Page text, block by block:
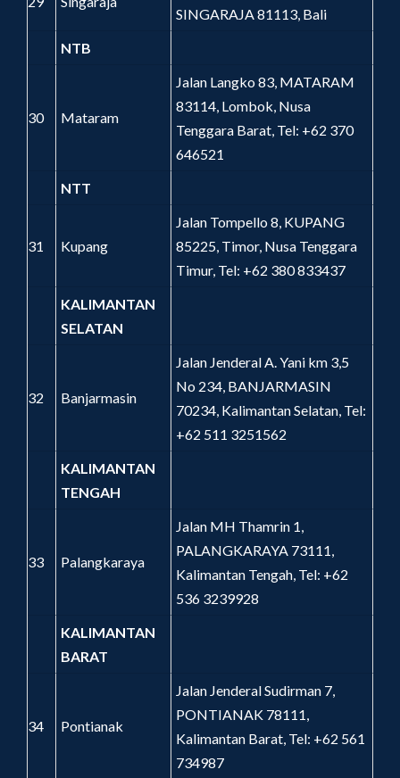
SINGARAJA 81113, Bali
NTB
30 Mataram
Jalan Langko 83, MATARAM
83114, Lombok, Nusa
Tenggara Barat, Tel: +62 370
646521
NTT
31 Kupang
Jalan Tompello 8, KUPANG
85225, Timor, Nusa Tenggara
Timur, Tel: +62 380 833437
KALIMANTAN
SELATAN
32 Banjarmasin
Jalan Jenderal A. Yani km 3,5
No 234, BANJARMASIN
70234, Kalimantan Selatan, Tel:
+62 511 3251562
KALIMANTAN
TENGAH
33 Palangkaraya
Jalan MH Thamrin 1,
PALANGKARAYA 73111,
Kalimantan Tengah, Tel: +62
536 3239928
KALIMANTAN
BARAT
34 Pontianak
Jalan Jenderal Sudirman 7,
PONTIANAK 78111,
Kalimantan Barat, Tel: +62 561
734987